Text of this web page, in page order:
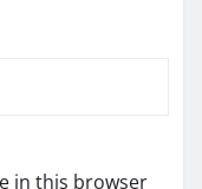
in this browser